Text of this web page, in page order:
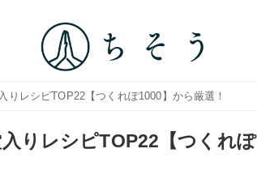
レシピTOP22【つくれぽ1000】から厳選！
りレシピTOP22【つくれぽ